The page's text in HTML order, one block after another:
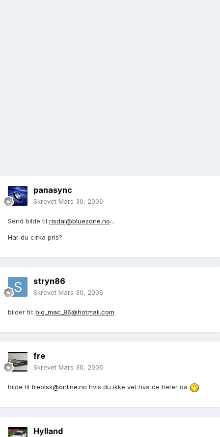
panasync
Skrevet Mars 30, 2006
Send bilde til risdal@bluezone.no...
Har du cirka pris?
stryn86
Skrevet Mars 30, 2006
bilder til: big_mac_86@hotmail.com
fre
Skrevet Mars 30, 2006
bilde til freolss@online.no hvis du ikke vet hva de heter da
Hylland